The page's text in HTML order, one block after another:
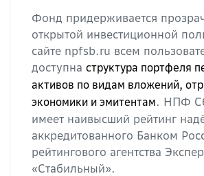
Фонд придерживается
открытой инвестиционной
сайте npfsb.ru всем
доступна структура портфеля
активов по видам вложений,
экономики и эмитентам. НПФ
имеет наивысший рейтинг
аккредитованного Банком
рейтингового агентства
«Стабильный».